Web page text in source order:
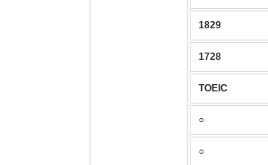
1829
1728
TOEIC
○
○